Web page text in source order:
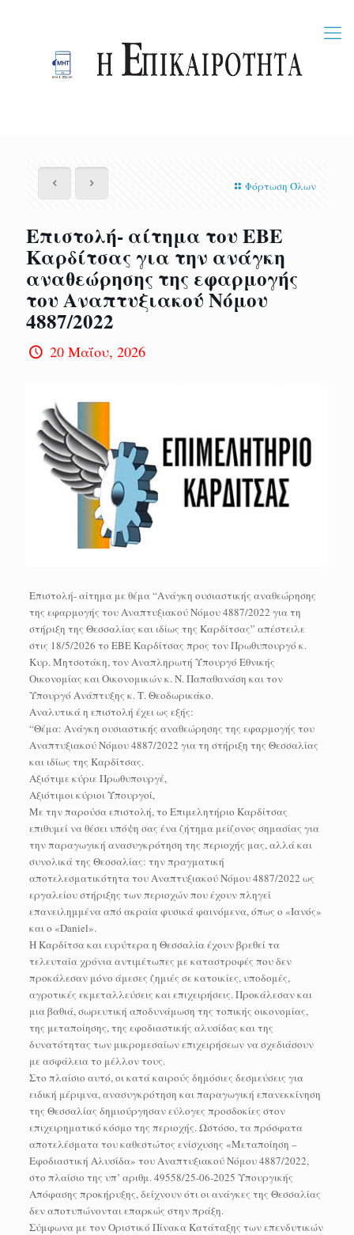
Φόρτωση Όλων
Επιστολή- αίτημα του ΕΒΕ
Καρδίτσας για την ανάγκη
αναθεώρησης της εφαρμογής
του Αναπτυξιακού Νόμου
4887/2022
20 Μαΐου, 2026
Επιστολή- αίτημα με θέμα “Ανάγκη ουσιαστικής αναθεώρησης
της εφαρμογής του Αναπτυξιακού Νόμου 4887/2022 για τη
στήριξη της Θεσσαλίας και ιδίως της Καρδίτσας” απέστειλε
στις 18/5/2026 το ΕΒΕ Καρδίτσας προς τον Πρωθυπουργό κ.
Κυρ. Μητσοτάκη, τον Αναπληρωτή Υπουργό Εθνικής
Οικονομίας και Οικονομικών κ. Ν. Παπαθανάση και τον
Υπουργό Ανάπτυξης κ. Τ. Θεοδωρικάκο.
Αναλυτικά η επιστολή έχει ως εξής:
“Θέμα: Ανάγκη ουσιαστικής αναθεώρησης της εφαρμογής του
Αναπτυξιακού Νόμου 4887/2022 για τη στήριξη της Θεσσαλίας
και ιδίως της Καρδίτσας.
Αξιότιμε κύριε Πρωθυπουργέ,
Αξιότιμοι κύριοι Υπουργοί,
Με την παρούσα επιστολή, το Επιμελητήριο Καρδίτσας
επιθυμεί να θέσει υπόψη σας ένα ζήτημα μείζονος σημασίας για
την παραγωγική ανασυγκρότηση της περιοχής μας, αλλά και
συνολικά της Θεσσαλίας: την πραγματική
αποτελεσματικότητα του Αναπτυξιακού Νόμου 4887/2022 ως
εργαλείου στήριξης των περιοχών που έχουν πληγεί
επανειλημμένα από ακραία φυσικά φαινόμενα, όπως ο «Ιανός»
και ο «Daniel».
Η Καρδίτσα και ευρύτερα η Θεσσαλία έχουν βρεθεί τα
τελευταία χρόνια αντιμέτωπες με καταστροφές που δεν
προκάλεσαν μόνο άμεσες ζημιές σε κατοικίες, υποδομές,
αγροτικές εκμεταλλεύσεις και επιχειρήσεις. Προκάλεσαν και
μια βαθιά, σωρευτική αποδυνάμωση της τοπικής οικονομίας,
της μεταποίησης, της εφοδιαστικής αλυσίδας και της
δυνατότητας των μικρομεσαίων επιχειρήσεων να σχεδιάσουν
με ασφάλεια το μέλλον τους.
Στο πλαίσιο αυτό, οι κατά καιρούς δημόσιες δεσμεύσεις για
ειδική μέριμνα, ανασυγκρότηση και παραγωγική επανεκκίνηση
της Θεσσαλίας δημιούργησαν εύλογες προσδοκίες στον
επιχειρηματικό κόσμο της περιοχής. Ωστόσο, τα πρόσφατα
αποτελέσματα του καθεστώτος ενίσχυσης «Μεταποίηση –
Εφοδιαστική Αλυσίδα» του Αναπτυξιακού Νόμου 4887/2022,
στο πλαίσιο της υπ’ αριθμ. 49558/25-06-2025 Υπουργικής
Απόφασης προκήρυξης, δείχνουν ότι οι ανάγκες της Θεσσαλίας
δεν αποτυπώνονται επαρκώς στην πράξη.
Σύμφωνα με τον Οριστικό Πίνακα Κατάταξης των επενδυτικών